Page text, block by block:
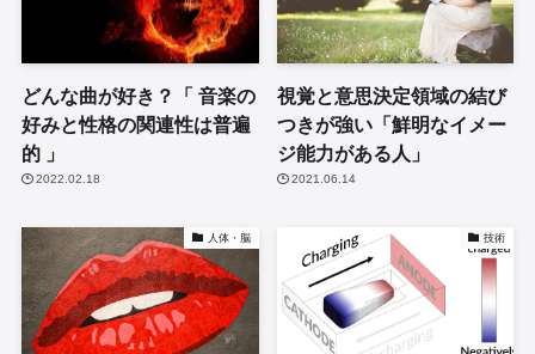
どんな曲が好き？「 音楽の
好みと性格の関連性は普遍
的 」
2022.02.18
視覚と意思決定領域の結び
つきが強い「鮮明なイメー
ジ能力がある人」
2021.06.14
人体・脳 技術